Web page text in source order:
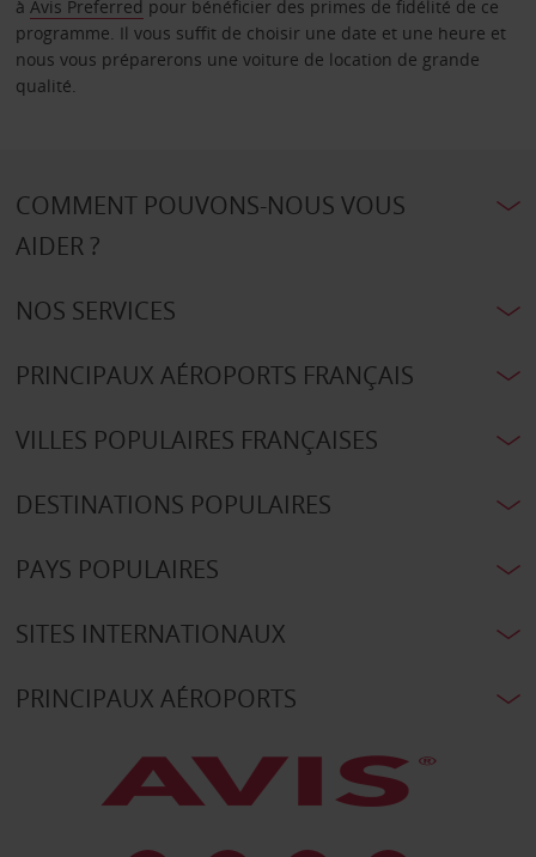
à Avis Preferred pour bénéficier des primes de fidélité de ce
programme. Il vous suffit de choisir une date et une heure et
nous vous préparerons une voiture de location de grande
qualité.
COMMENT POUVONS-NOUS VOUS
AIDER ?
NOS SERVICES
PRINCIPAUX AÉROPORTS FRANÇAIS
VILLES POPULAIRES FRANÇAISES
DESTINATIONS POPULAIRES
PAYS POPULAIRES
SITES INTERNATIONAUX
PRINCIPAUX AÉROPORTS